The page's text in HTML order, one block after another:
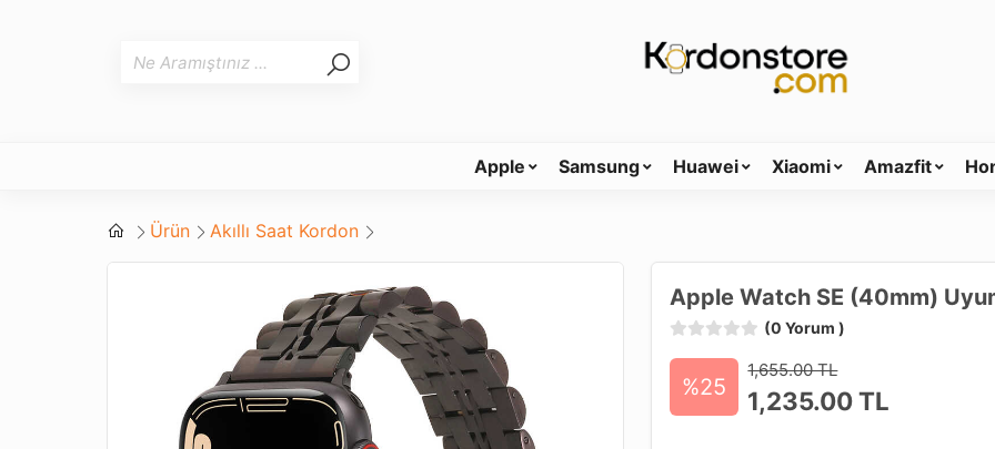
Apple Samsung Huawei Xiaomi Amazfit
Ürün Akıllı Saat Kordon
Apple Watch SE (40mm)
(0 Yorum )
%25
1,655.00 TL
1,235.00TL